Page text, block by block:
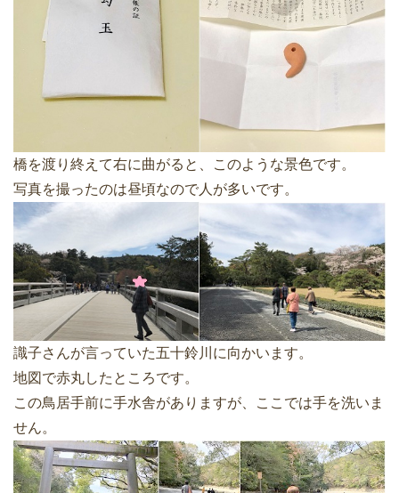
橋を渡り終えて右に曲がると、このような景色です。
写真を撮ったのは昼頃なので人が多いです。
識子さんが言っていた五十鈴川に向かいます。
地図で赤丸したところです。
この鳥居手前に手水舎がありますが、ここでは手を洗いま
せん。